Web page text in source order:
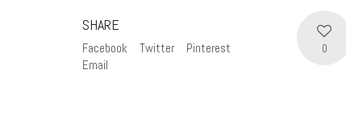
0
SHARE
Facebook Twitter
Pinterest
Email